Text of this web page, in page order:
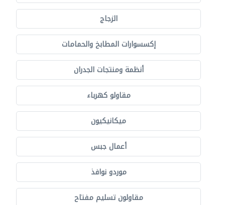
الزجاج
إكسسوارات المطابخ والحمامات
أنظمة ومنتجات الجدران
مقاولو كهرباء
ميكانيكيون
أعمال جبس
موردو نوافذ
مقاولون تسليم مفتاح